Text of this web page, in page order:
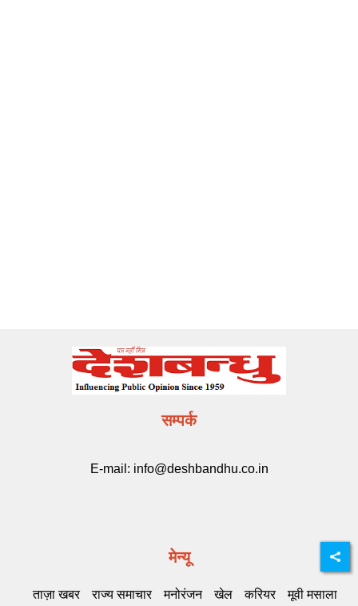
सम्पर्क
E-mail: info@deshbandhu.co.in
मेन्यू
ताज़ा खबर राज्य समाचार मनोरंजन खेल करियर मूवी मसाला